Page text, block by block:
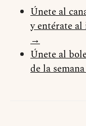
Únete al
y entérate
→
Únete al
de la